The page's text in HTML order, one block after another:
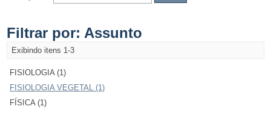
Filtrar por: Assunto
Exibindo itens 1-3
FISIOLOGIA (1)
FISIOLOGIA VEGETAL (1)
FÍSICA (1)